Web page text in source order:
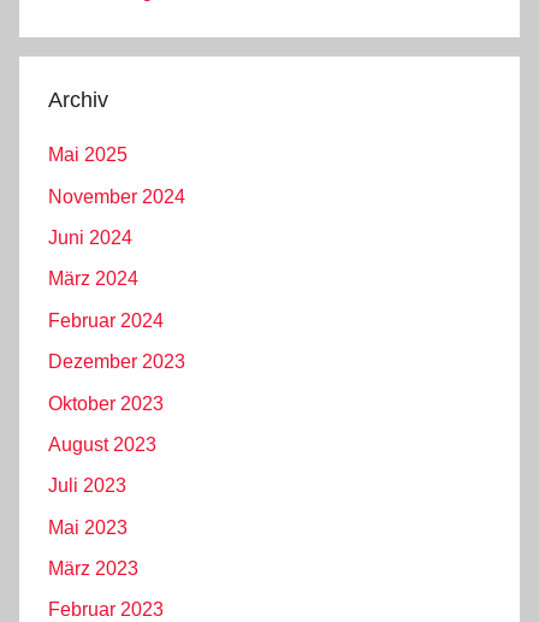
Archiv
Mai 2025
November 2024
Juni 2024
März 2024
Februar 2024
Dezember 2023
Oktober 2023
August 2023
Juli 2023
Mai 2023
März 2023
Februar 2023